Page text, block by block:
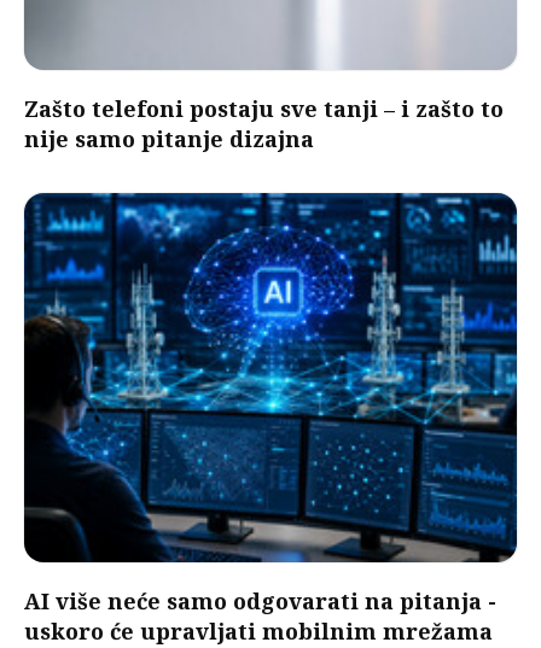
Zašto telefoni postaju sve tanji – i zašto to
nije samo pitanje dizajna
AI više neće samo odgovarati na pitanja -
uskoro će upravljati mobilnim mrežama